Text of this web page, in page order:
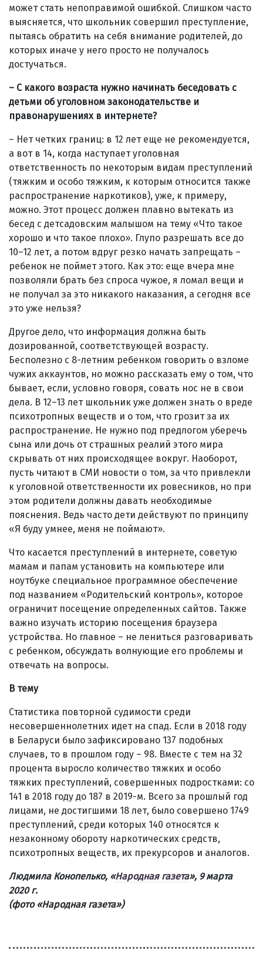
может стать непоправимой ошибкой. Слишком часто
выясняется, что школьник совершил преступление,
пытаясь обратить на себя внимание родителей, до
которых иначе у него просто не получалось
достучаться.
– С какого возраста нужно начинать беседовать с
детьми об уголовном законодательстве и
правонарушениях в интернете?
– Нет четких границ: в 12 лет еще не рекомендуется,
а вот в 14, когда наступает уголовная
ответственность по некоторым видам преступлений
(тяжким и особо тяжким, к которым относится также
распространение наркотиков), уже, к примеру,
можно. Этот процесс должен плавно вытекать из
бесед с детсадовским малышом на тему «Что такое
хорошо и что такое плохо». Глупо разрешать все до
10–12 лет, а потом вдруг резко начать запрещать –
ребенок не поймет этого. Как это: еще вчера мне
позволяли брать без спроса чужое, я ломал вещи и
не получал за это никакого наказания, а сегодня все
это уже нельзя?
Другое дело, что информация должна быть
дозированной, соответствующей возрасту.
Бесполезно с 8-летним ребенком говорить о взломе
чужих аккаунтов, но можно рассказать ему о том, что
бывает, если, условно говоря, совать нос не в свои
дела. В 12–13 лет школьник уже должен знать о вреде
психотропных веществ и о том, что грозит за их
распространение. Не нужно под предлогом уберечь
сына или дочь от страшных реалий этого мира
скрывать от них происходящее вокруг. Наоборот,
пусть читают в СМИ новости о том, за что привлекли
к уголовной ответственности их ровесников, но при
этом родители должны давать необходимые
пояснения. Ведь часто дети действуют по принципу
«Я буду умнее, меня не поймают».
Что касается преступлений в интернете, советую
мамам и папам установить на компьютере или
ноутбуке специальное программное обеспечение
под названием «Родительский контроль», которое
ограничит посещение определенных сайтов. Также
важно изучать историю посещения браузера
устройства. Но главное – не лениться разговаривать
с ребенком, обсуждать волнующие его проблемы и
отвечать на вопросы.
В тему
Статистика повторной судимости среди
несовершеннолетних идет на спад. Если в 2018 году
в Беларуси было зафиксировано 137 подобных
случаев, то в прошлом году – 98. Вместе с тем на 32
процента выросло количество тяжких и особо
тяжких преступлений, совершенных подростками: со
141 в 2018 году до 187 в 2019-м. Всего за прошлый год
лицами, не достигшими 18 лет, было совершено 1749
преступлений, среди которых 140 относятся к
незаконному обороту наркотических средств,
психотропных веществ, их прекурсоров и аналогов.
Людмила Конопелько, «Народная газета», 9 марта
2020 г.
(фото «Народная газета»)